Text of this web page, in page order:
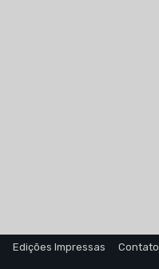
Edições Impressas
Contato